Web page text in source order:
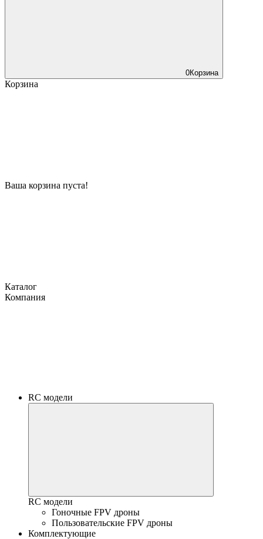
0Корзина
Корзина
Ваша корзина пуста!
Каталог
Компания
RC модели
RC модели
Гоночные FPV дроны
Пользовательские FPV дроны
Комплектующие